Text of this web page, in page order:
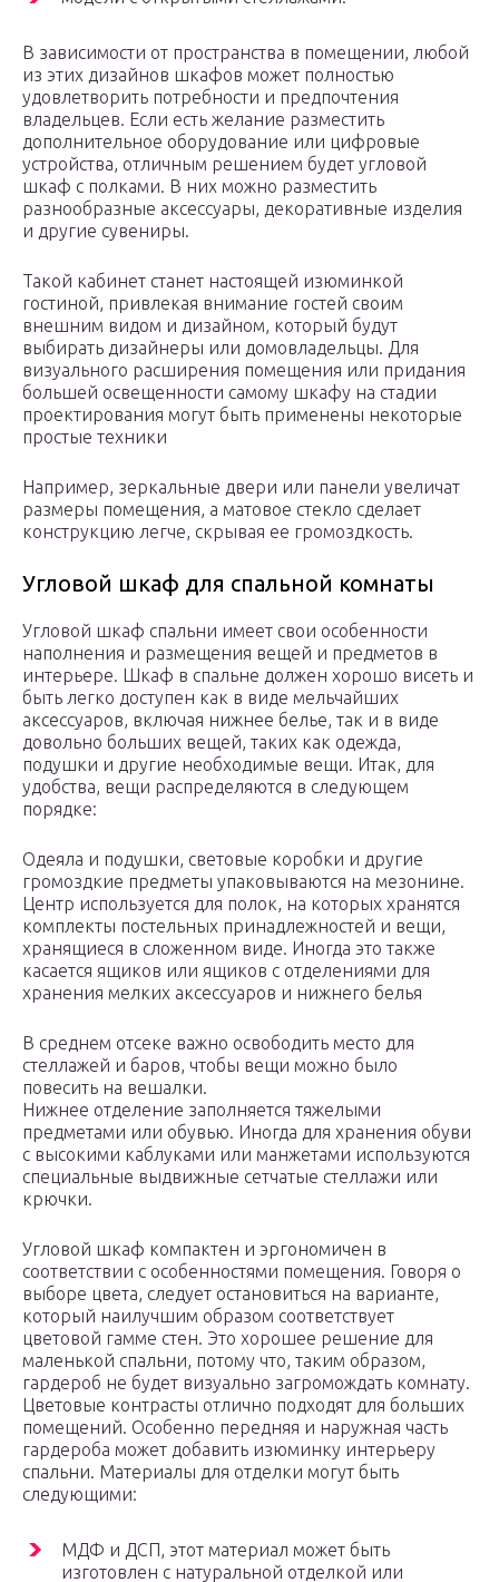
В зависимости от пространства в помещении, любой
из этих дизайнов шкафов может полностью
удовлетворить потребности и предпочтения
владельцев. Если есть желание разместить
дополнительное оборудование или цифровые
устройства, отличным решением будет угловой
шкаф с полками. В них можно разместить
разнообразные аксессуары, декоративные изделия
и другие сувениры.
Такой кабинет станет настоящей изюминкой
гостиной, привлекая внимание гостей своим
внешним видом и дизайном, который будут
выбирать дизайнеры или домовладельцы. Для
визуального расширения помещения или придания
большей освещенности самому шкафу на стадии
проектирования могут быть применены некоторые
простые техники
Например, зеркальные двери или панели увеличат
размеры помещения, а матовое стекло сделает
конструкцию легче, скрывая ее громоздкость.
Угловой шкаф для спальной комнаты
Угловой шкаф спальни имеет свои особенности
наполнения и размещения вещей и предметов в
интерьере. Шкаф в спальне должен хорошо висеть и
быть легко доступен как в виде мельчайших
аксессуаров, включая нижнее белье, так и в виде
довольно больших вещей, таких как одежда,
подушки и другие необходимые вещи. Итак, для
удобства, вещи распределяются в следующем
порядке:
Одеяла и подушки, световые коробки и другие
громоздкие предметы упаковываются на мезонине.
Центр используется для полок, на которых хранятся
комплекты постельных принадлежностей и вещи,
хранящиеся в сложенном виде. Иногда это также
касается ящиков или ящиков с отделениями для
хранения мелких аксессуаров и нижнего белья
В среднем отсеке важно освободить место для
стеллажей и баров, чтобы вещи можно было
повесить на вешалки.
Нижнее отделение заполняется тяжелыми
предметами или обувью. Иногда для хранения обуви
с высокими каблуками или манжетами используются
специальные выдвижные сетчатые стеллажи или
крючки.
Угловой шкаф компактен и эргономичен в
соответствии с особенностями помещения. Говоря о
выборе цвета, следует остановиться на варианте,
который наилучшим образом соответствует
цветовой гамме стен. Это хорошее решение для
маленькой спальни, потому что, таким образом,
гардероб не будет визуально загромождать комнату.
Цветовые контрасты отлично подходят для больших
помещений. Особенно передняя и наружная часть
гардероба может добавить изюминку интерьеру
спальни. Материалы для отделки могут быть
следующими:
МДФ и ДСП, этот материал может быть
изготовлен с натуральной отделкой или